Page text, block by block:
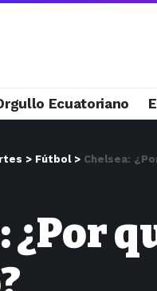
Ecuatoriano
> Fútbol> Chelsea:
¿Por